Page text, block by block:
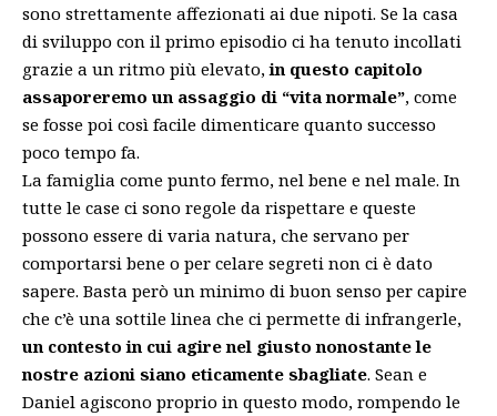
sono strettamente affezionati ai due nipoti. Se la casa
di sviluppo con il primo episodio ci ha tenuto incollati
grazie a un ritmo più elevato,in questo capitolo
assaporeremo un assaggio di “vita normale”, come
se fosse poi così facile dimenticare quanto successo
poco tempo fa.
La famiglia come punto fermo, nel bene e nel male. In
tutte le case ci sono regole da rispettare e queste
possono essere di varia natura, che servano per
comportarsi bene o per celare segreti non ci è dato
sapere. Basta però un minimo di buon senso per capire
che c’è una sottile linea che ci permette di infrangerle,
un contesto in cui agire nel giusto nonostante le
nostre azioni siano eticamente sbagliate. Sean e
Daniel agiscono proprio in questo modo, rompendo le